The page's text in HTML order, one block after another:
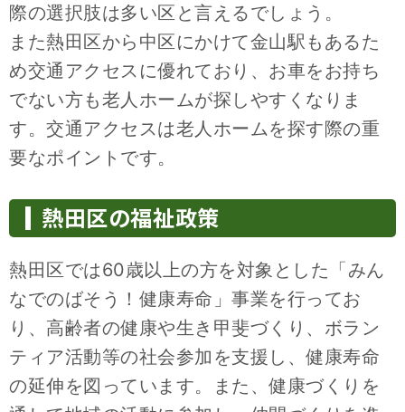
際の選択肢は多い区と言えるでしょう。
また熱田区から中区にかけて金山駅もあるた
め交通アクセスに優れており、お車をお持ち
でない方も老人ホームが探しやすくなりま
す。交通アクセスは老人ホームを探す際の重
要なポイントです。
熱田区の福祉政策
熱田区では60歳以上の方を対象とした「みん
なでのばそう！健康寿命」事業を行ってお
り、高齢者の健康や生き甲斐づくり、ボラン
ティア活動等の社会参加を支援し、健康寿命
の延伸を図っています。また、健康づくりを